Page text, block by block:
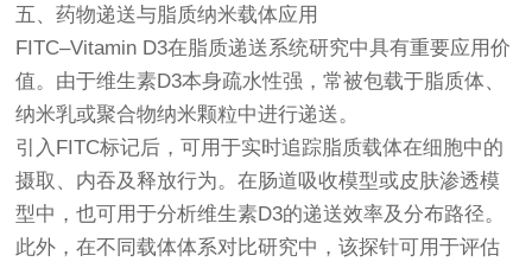
五、药物递送与脂质纳米载体应用
FITC–Vitamin D3在脂质递送系统研究中具有重要应用价
值。由于维生素D3本身疏水性强，常被包载于脂质体、
纳米乳或聚合物纳米颗粒中进行递送。
引入FITC标记后，可用于实时追踪脂质载体在细胞中的
摄取、内吞及释放行为。在肠道吸收模型或皮肤渗透模
型中，也可用于分析维生素D3的递送效率及分布路径。
此外，在不同载体体系对比研究中，该探针可用于评估